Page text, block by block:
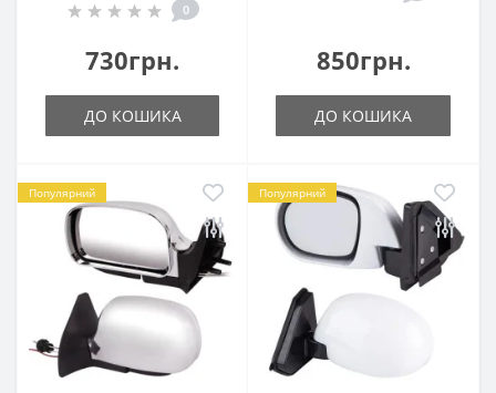
0
730грн.
ДО КОШИКА
850грн.
ДО КОШИКА
Популярний Популярний